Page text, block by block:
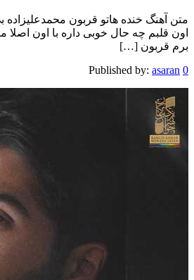
متن آهنگ خنده هاتو قربون
اون قلبم چه حال خوبی داره با اون
برم قربون […]
Published by: asaran 0